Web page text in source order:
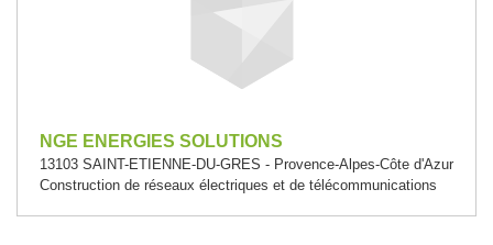
NGE ENERGIES SOLUTIONS
13103 SAINT-ETIENNE-DU-GRES - Provence-Alpes-Côte d'Azur
Construction de réseaux électriques et de télécommunications